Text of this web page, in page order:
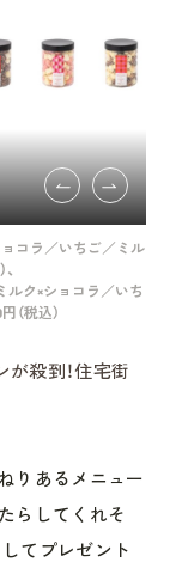
ョコラ／いちご／ミル
ルク×ショコラ／いち
（税込）
が殺到！住宅街
りあるメニュー
らしてくれそ
てプレゼント